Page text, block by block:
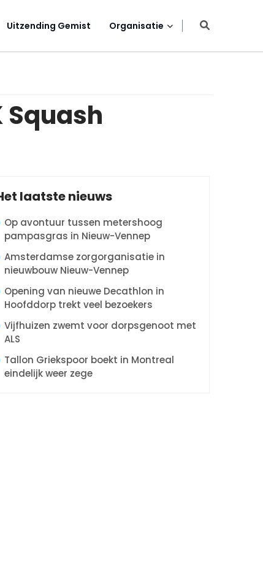
Uitzending Gemist Organisatie
Squash
laatste nieuws
Op avontuur tussen metershoog
pampasgras in Nieuw-Vennep
Amsterdamse zorgorganisatie in
nieuwbouw Nieuw-Vennep
Opening van nieuwe Decathlon in
Hoofddorp trekt veel bezoekers
Vijfhuizen zwemt voor dorpsgenoot met
ALS
Tallon Griekspoor boekt in Montreal
eindelijk weer zege